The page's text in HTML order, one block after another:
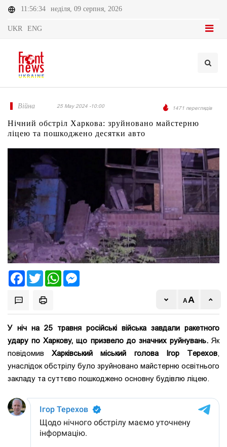
11:56:34 неділя, 09 серпня, 2026
UKR ENG
Війна 25 May 2024 -10:00 1471 переглядів
Нічний обстріл Харкова: зруйновано майстерню
ліцею та пошкоджено десятки авто
FacebookTwitter WhatsApp
У ніч на 25 травня російські війська завдали ракетного
удару по Харкову, що призвело до значних руйнувань. Як
повідомивХарківський міський голова Ігор Терехов,
унаслідок обстрілу було зруйновано майстерню освітнього
закладу та суттєво пошкоджено основну будівлю ліцею.